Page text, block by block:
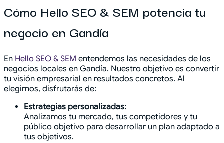
Cómo Hello SEO & SEM potencia tu
negocio en Gandía
En Hello SEO & SEM entendemos las necesidades de los
negocios locales en Gandía. Nuestro objetivo es convertir
tu visión empresarial en resultados concretos. Al
elegirnos, disfrutarás de:
Estrategias personalizadas:
Analizamos tu mercado, tus competidores y tu
público objetivo para desarrollar un plan adaptado a
tus objetivos.